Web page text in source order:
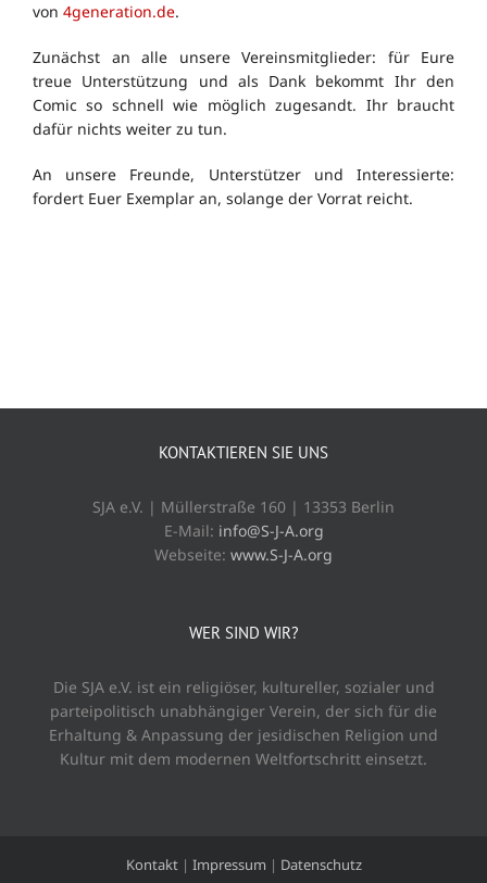
von 4generation.de.
Zunächst an alle unsere Vereinsmitglieder: für Eure
treue Unterstützung und als Dank bekommt Ihr den
Comic so schnell wie möglich zugesandt. Ihr braucht
dafür nichts weiter zu tun.
An unsere Freunde, Unterstützer und Interessierte:
fordert Euer Exemplar an, solange der Vorrat reicht.
KONTAKTIEREN SIE UNS
SJA e.V. | Müllerstraße 160 | 13353 Berlin
E-Mail: info@S-J-A.org
Webseite: www.S-J-A.org
WER SIND WIR?
Die SJA e.V. ist ein religiöser, kultureller, sozialer und
parteipolitisch unabhängiger Verein, der sich für die
Erhaltung & Anpassung der jesidischen Religion und
Kultur mit dem modernen Weltfortschritt einsetzt.
Kontakt| Impressum | Datenschutz